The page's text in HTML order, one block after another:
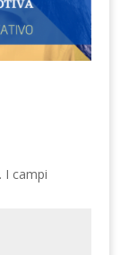
I campi